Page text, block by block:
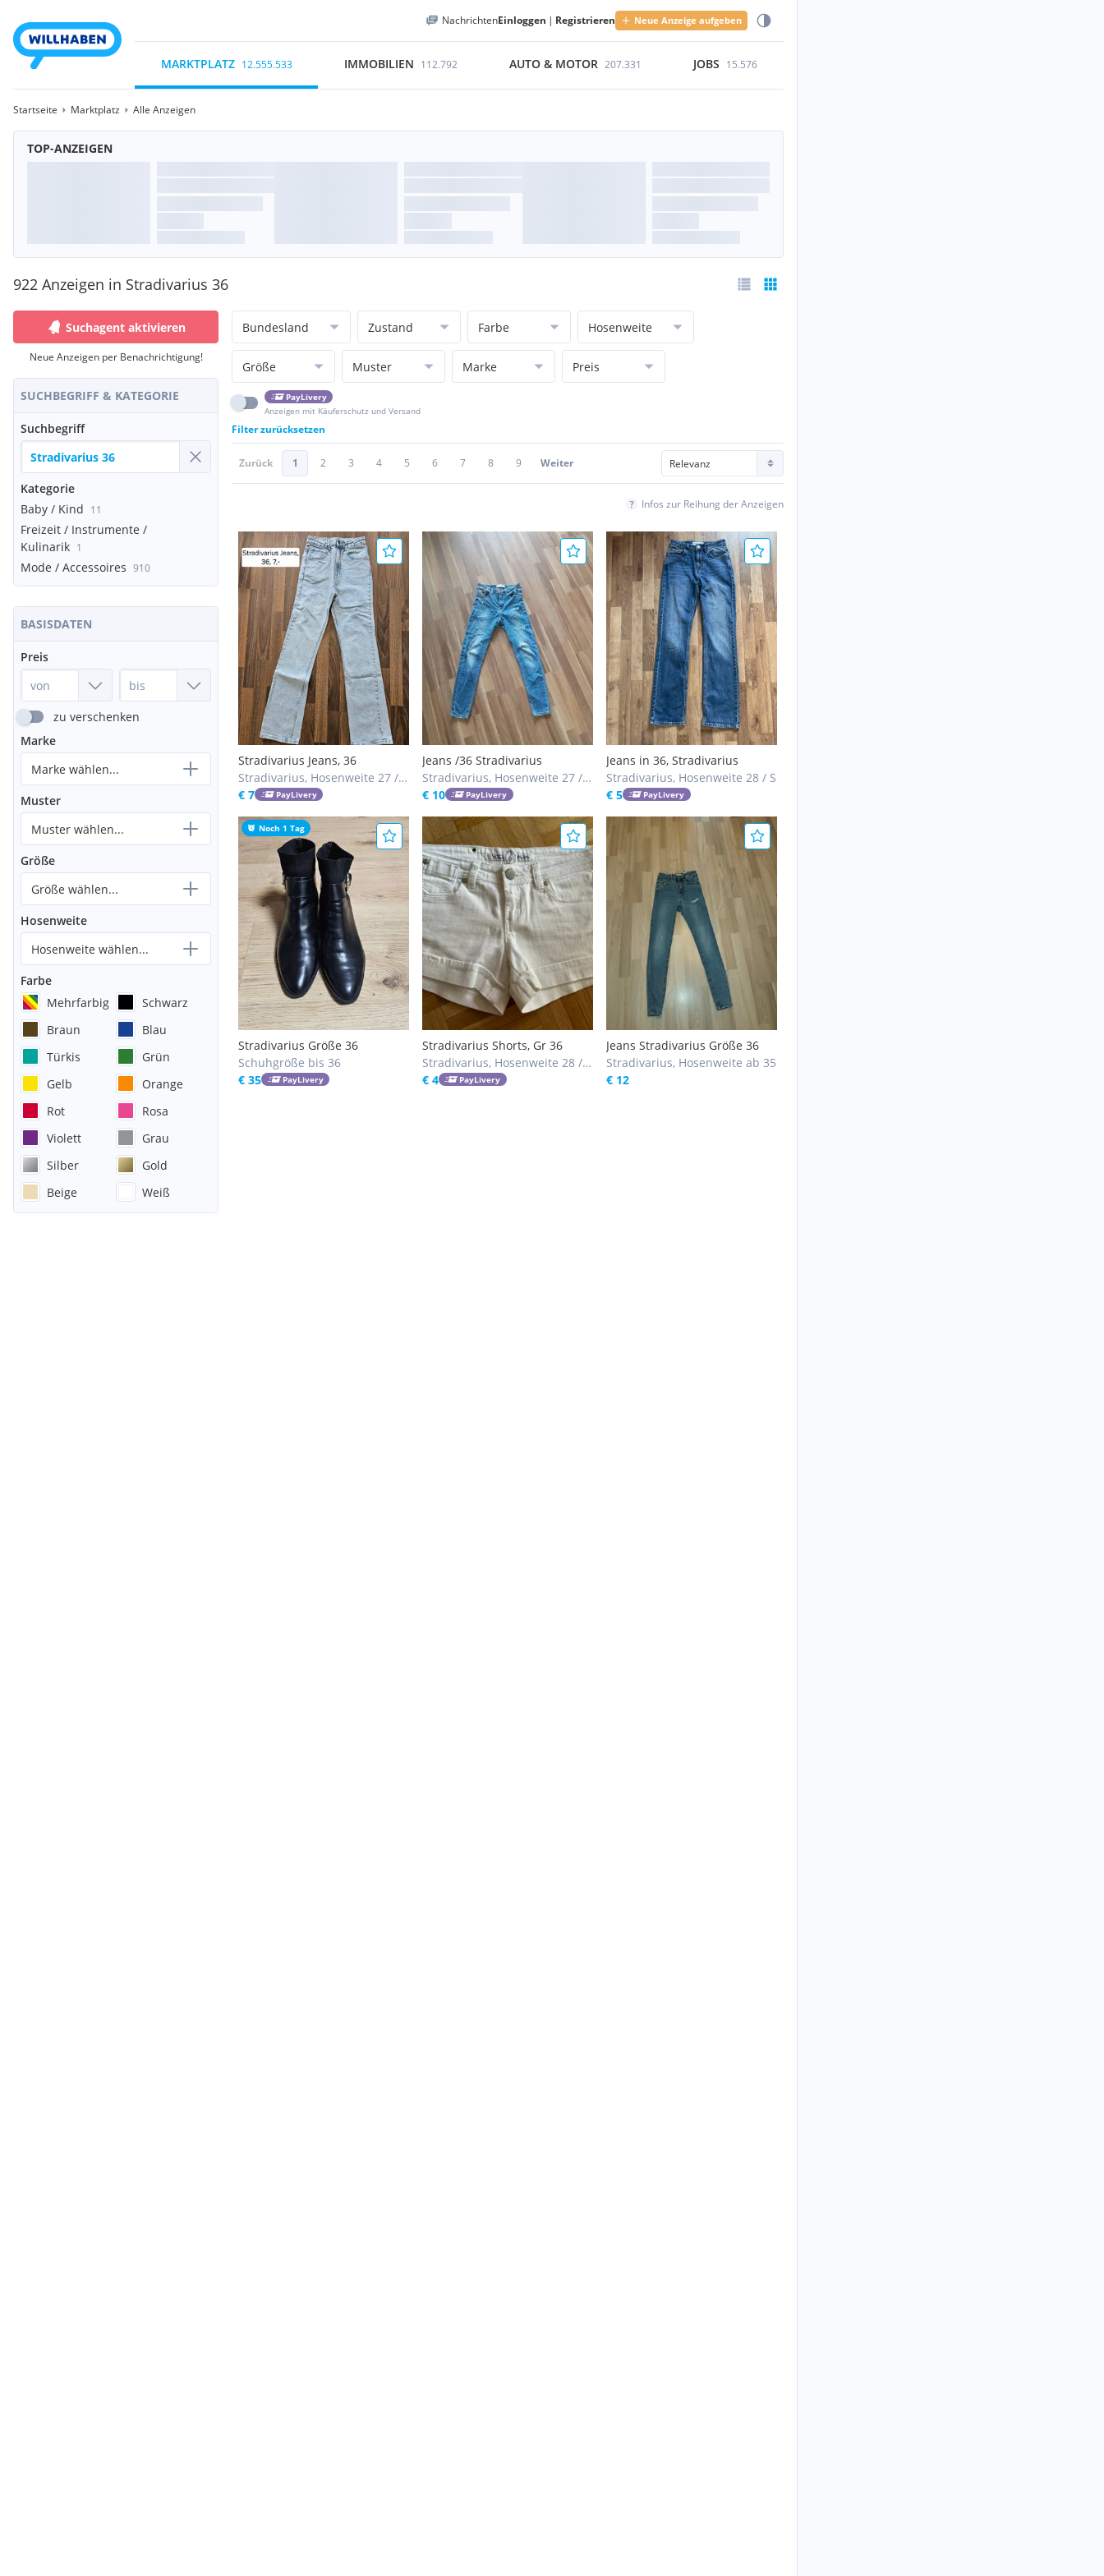
NachrichtenEinloggen | Registrieren Neue Anzeige aufgeben
MARKTPLATZ 12.555.533 IMMOBILIEN 112.792 AUTO & MOTOR 207.331 JOBS 15.576
Startseite Marktplatz Alle Anzeigen
TOP-ANZEIGEN
922 Anzeigen in Stradivarius 36
Suchagent aktivieren
Neue Anzeigen per Benachrichtigung!
SUCHBEGRIFF & KATEGORIE
Suchbegriff
Kategorie
Baby / Kind 11
Freizeit / Instrumente /
Kulinarik 1
Mode / Accessoires 910
BASISDATEN
Preis
zu verschenken
Marke
Marke wählen...
Muster
Muster wählen...
Größe
Größe wählen...
Hosenweite
Hosenweite wählen...
Farbe
Mehrfarbig
Schwarz
Braun
Blau
Türkis
Grün
Gelb
Orange
Rot
Rosa
Violett
Grau
Silber
Gold
Beige
Weiß
Bundesland Zustand Farbe Hosenweite
Größe Muster Marke Preis
PayLivery
Anzeigen mit Käuferschutz und Versand
Filter zurücksetzen
Zurück 1 2 3 4 5 6 7 8 9 Weiter
Infos zur Reihung der Anzeigen
Stradivarius Jeans, 36
Stradivarius, Hosenweite 27 /
S, 28 / S
€ 7 PayLivery
Jeans /36 Stradivarius
Stradivarius, Hosenweite 27 /
S, 28 / S
€ 10 PayLivery
Jeans in 36, Stradivarius
Stradivarius, Hosenweite 28 / S
€ 5
PayLivery
Noch 1 Tag
Stradivarius Größe 36
Schuhgröße bis 36
€ 35
PayLivery
Stradivarius Shorts, Gr 36
Stradivarius, Hosenweite 28 /
S, 29 / M
€ 4 PayLivery
Jeans Stradivarius Größe 36
Stradivarius, Hosenweite ab 35
€ 12